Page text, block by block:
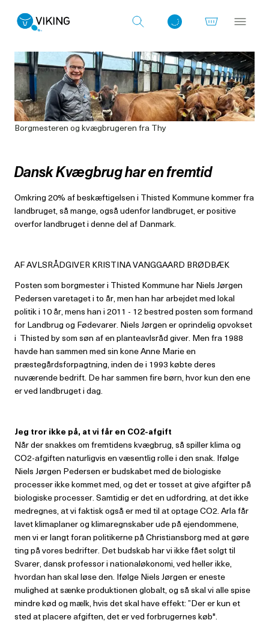
Log ind med det samme
Borgmesteren og kvægbrugeren fra Thy
Dansk Kvægbrug har en fremtid
Omkring 20% af beskæftigelsen i Thisted Kommune kommer fra
landbruget, så mange, også udenfor landbruget, er positive
overfor landbruget i denne del af Danmark.
AF AVLSRÅDGIVER KRISTINA VANGGAARD BRØDBÆK
Posten som borgmester i Thisted Kommune har Niels Jørgen
Pedersen varetaget i to år, men han har arbejdet med lokal
politik i 10 år, mens han i 2011 - 12 bestred posten som formand
for Landbrug og Fødevarer. Niels Jørgen er oprindelig opvokset
i Thisted by som søn af en planteavlsråd giver. Men fra 1988
havde han sammen med sin kone Anne Marie en
præstegårdsforpagtning, inden de i 1993 købte deres
nuværende bedrift. De har sammen fire børn, hvor kun den ene
er ved landbruget i dag.
Jeg tror ikke på, at vi får en CO2-afgift
Når der snakkes om fremtidens kvægbrug, så spiller klima og
CO2-afgiften naturligvis en væsentlig rolle i den snak. Ifølge
Niels Jørgen Pedersen er budskabet med de biologiske
processer ikke kommet med, og det er tosset at give afgifter på
biologiske processer. Samtidig er det en udfordring, at det ikke
medregnes, at vi faktisk også er med til at optage CO2. Arla får
lavet klimaplaner og klimaregnskaber ude på ejendommene,
men vi er langt foran politikerne på Christiansborg med at gøre
ting på vores bedrifter. Det budskab har vi ikke fået solgt til
Svarer, dansk professor i nationaløkonomi, ved heller ikke,
hvordan han skal løse den. Ifølge Niels Jørgen er eneste
mulighed at sænke produktionen globalt, og så skal vi alle spise
mindre kød og mælk, hvis det skal have effekt: ”Der er kun et
sted at placere afgiften, det er ved forbrugernes køb".